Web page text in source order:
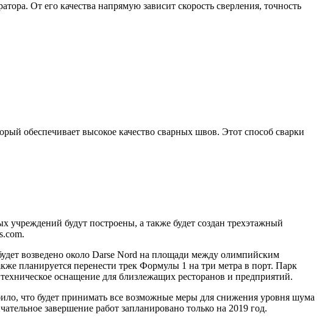
От его качества напрямую зависит скорость сверления, точность
обеспечивает высокое качество сварных швов. Этот способ сварки
учреждений будут построены, а также будет создан трехэтажный
возведено около Darse Nord на площади между олимпийским
планируется перенести трек Формулы 1 на три метра в порт. Парк
оснащение для близлежащих ресторанов и предприятий.
что будет принимать все возможные меры для снижения уровня шума
завершение работ запланировано только на 2019 год.